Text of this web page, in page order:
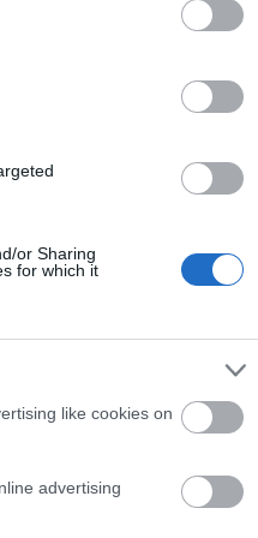
or Sharing
for which it
like cookies on
advertising
is